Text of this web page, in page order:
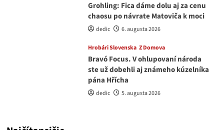
Grohling: Fica dáme dolu aj za cenu
chaosu po návrate Matoviča k moci
dedic 6. augusta 2026
Hrobári Slovenska Z Domova
Bravó Focus. V ohlupovaní národa
ste už dobehli aj známeho kúzelníka
pána Hřícha
dedic 5. augusta 2026